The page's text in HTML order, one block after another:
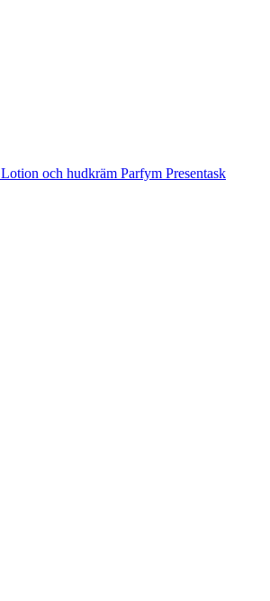
Lotion och hudkräm Parfym Presentask